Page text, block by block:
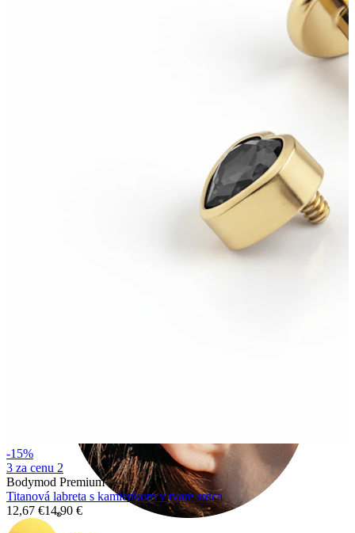
-15%
3 za cenu 2
Bodymod Premium
Titanová labreta s kamienkom v tvare srdca
12,67 €14,90 €